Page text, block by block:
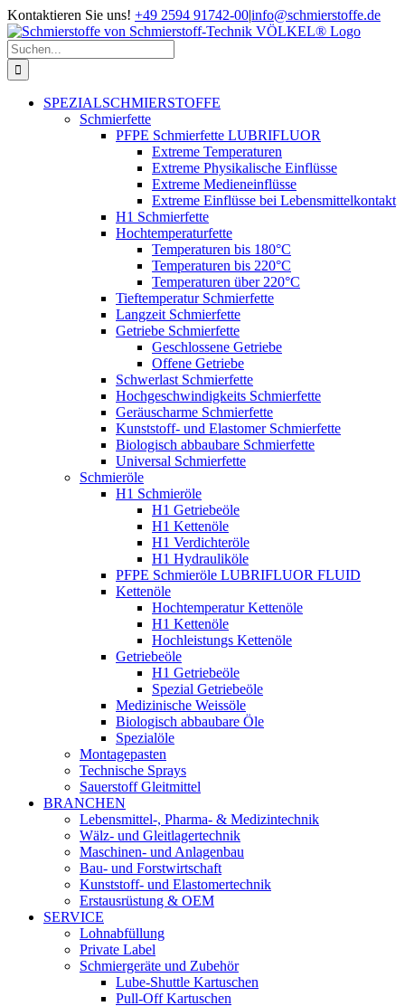
Zum
Inhalt
springen
Kontaktieren Sie uns! +49 2594 91742-00|info@schmierstoffe.de
Suche
nach:
SPEZIALSCHMIERSTOFFE
Schmierfette
PFPE Schmierfette LUBRIFLUOR
Extreme Temperaturen
Extreme Physikalische Einflüsse
Extreme Medieneinflüsse
Extreme Einflüsse bei Lebensmittelkontakt
H1 Schmierfette
Hochtemperaturfette
Temperaturen bis 180°C
Temperaturen bis 220°C
Temperaturen über 220°C
Tieftemperatur Schmierfette
Langzeit Schmierfette
Getriebe Schmierfette
Geschlossene Getriebe
Offene Getriebe
Schwerlast Schmierfette
Hochgeschwindigkeits Schmierfette
Geräuscharme Schmierfette
Kunststoff- und Elastomer Schmierfette
Biologisch abbaubare Schmierfette
Universal Schmierfette
Schmieröle
H1 Schmieröle
H1 Getriebeöle
H1 Kettenöle
H1 Verdichteröle
H1 Hydrauliköle
PFPE Schmieröle LUBRIFLUOR FLUID
Kettenöle
Hochtemperatur Kettenöle
H1 Kettenöle
Hochleistungs Kettenöle
Getriebeöle
H1 Getriebeöle
Spezial Getriebeöle
Medizinische Weissöle
Biologisch abbaubare Öle
Spezialöle
Montagepasten
Technische Sprays
Sauerstoff Gleitmittel
BRANCHEN
Lebensmittel-, Pharma- & Medizintechnik
Wälz- und Gleitlagertechnik
Maschinen- und Anlagenbau
Bau- und Forstwirtschaft
Kunststoff- und Elastomertechnik
Erstausrüstung & OEM
SERVICE
Lohnabfüllung
Private Label
Schmiergeräte und Zubehör
Lube-Shuttle Kartuschen
Pull-Off Kartuschen